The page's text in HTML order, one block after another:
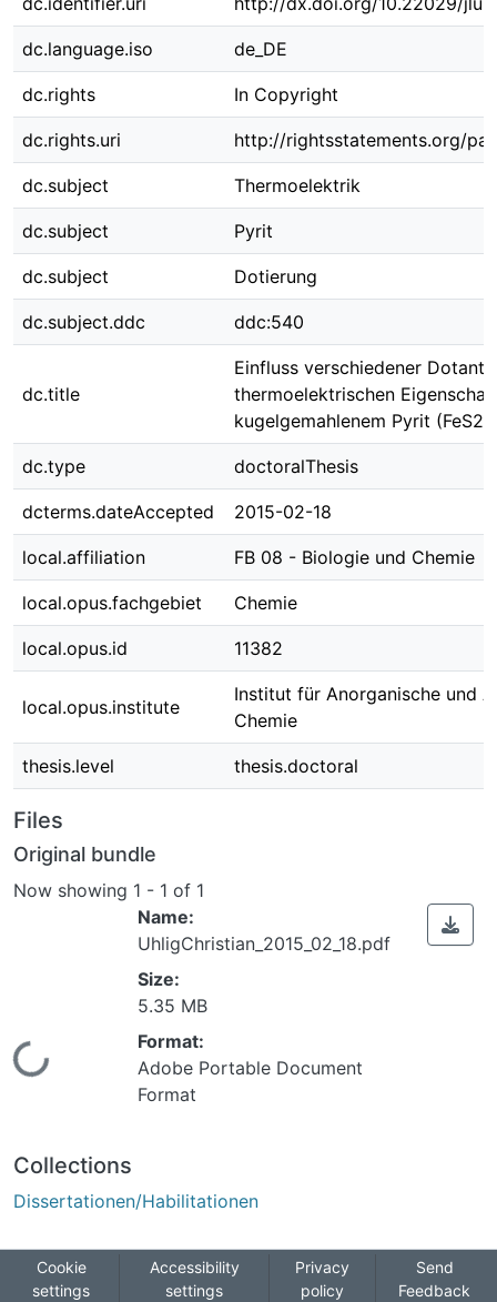
dc.language.iso de_DE
dc.rights In Copyright
dc.rights.uri http://rightsstatements.org/
dc.subject Thermoelektrik
dc.subject Pyrit
dc.subject Dotierung
dc.subject.ddc ddc:540
dc.title
Einfluss verschiedener
thermoelektrischen
kugelgemahlenem Pyrit (FeS2)
dc.type doctoralThesis
dcterms.dateAccepted 2015-02-18
local.affiliation FB 08 - Biologie und Chemie
local.opus.fachgebiet Chemie
local.opus.id 11382
local.opus.institute
Institut für Anorganische und
Chemie
thesis.level thesis.doctoral
Files
Original bundle
Now showing 1 - 1 of 1
Name:
UhligChristian_2015_02_18.pdf
Size:
5.35 MB
Format:
Adobe Portable Document
Format
Collections
Dissertationen/Habilitationen
Cookie
settings
Accessibility
settings
Privacy
policy
Send
Feedback